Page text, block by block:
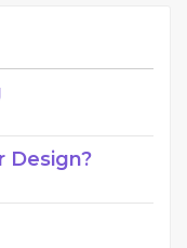
Design?